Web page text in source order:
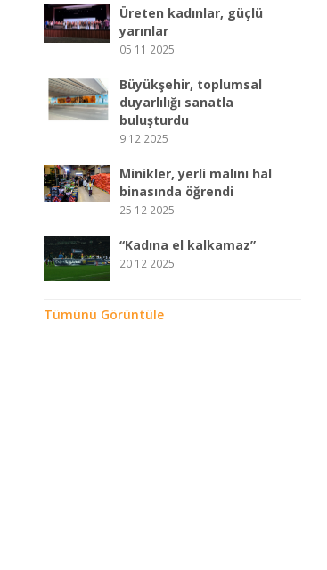
Üreten kadınlar, güçlü
yarınlar
05 11 2025
Büyükşehir, toplumsal
duyarlılığı sanatla
buluşturdu
9 12 2025
Minikler, yerli malını hal
binasında öğrendi
25 12 2025
“Kadına el kalkamaz”
20 12 2025
Tümünü Görüntüle